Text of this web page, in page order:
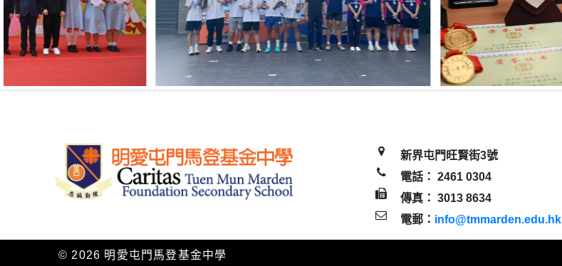
新界屯門旺賢街3號
電話： 2461 0304
傳真： 3013 8634
電郵： info@tmmarden.edu.hk
© 2026 明愛屯門馬登基金中學